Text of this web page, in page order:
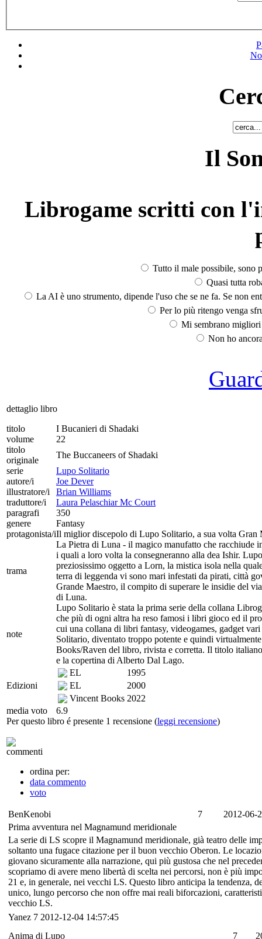
Il
Librogame scritti con
Tutto il male possibile, sono
Quasi tutta
La AI è uno strumento, dipende l'uso che se ne fa. Se non
Per lo più ritengo venga
Mi sembrano
Non ho
dettaglio libro
titolo
I Bucanieri di Shadaki
volume
22
titolo
originale
The Buccaneers of Shadaki
serie
Lupo Solitario
autore/i
Joe Dever
illustratore/i
Brian Williams
traduttore/i
Laura Pelaschiar Mc Court
paragrafi
350
genere
Fantasy
protagonista/iIl miglior discepolo di Lupo Solitario, a sua volta Gran
trama
La Pietra di Luna - il magico manufatto che racchiude
i quali a loro volta la consegneranno alla dea Ishir.
preziosissimo oggetto a Lorn, la mistica isola nella
terra di leggenda vi sono mari infestati da pirati, città
Grande Maestro, il compito di superare le insidie del
di Luna.
note
Lupo Solitario è stata la prima serie della collana
che più di ogni altra ha reso famosi i libri gioco ed il
cui una collana di libri fantasy, videogames, gadget
Solitario, diventato troppo potente e quindi
Books/Raven del libro, rivista e corretta. Il titolo
e la copertina di Alberto Dal Lago.
Edizioni
EL
1995
EL
2000
Vincent Books 2022
media voto
6.9
Per questo libro é presente 1 recensione (leggi recensione)
commenti
ordina per:
data commento
voto
BenKenobi 7
2012-06-
Prima avventura nel Magnamund meridionale
La serie di LS scopre il Magnamund meridionale, già teatro delle
soltanto una fugace citazione per il buon vecchio Oberon. Le
giovano sicuramente alla narrazione, qui più gustosa che nel
scopriamo di avere meno libertà di scelta nei percorsi, non è più
21 e, in generale, nei vecchi LS. Questo libro anticipa la tendenza,
unico, lungo percorso che non offre mai reali biforcazioni,
vecchio LS.
Yanez 7 2012-12-04 14:57:45
Anima di Lupo
7